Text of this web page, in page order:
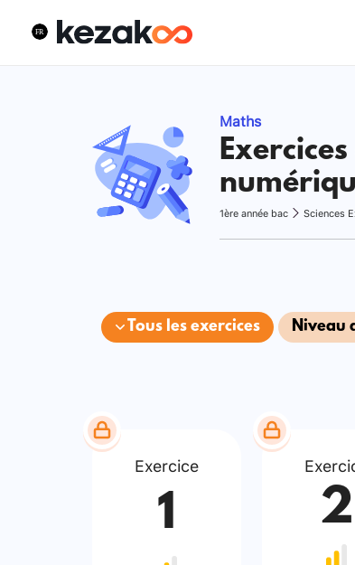
Maths
1ère année bac Sciences
Tous les exercices Niveau
Exercice
1 2